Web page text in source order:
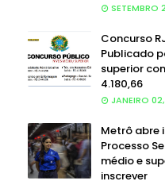
SETEMBRO
Concurso
Publicado
superior
4.180,66
JANEIRO
Metrô abre
Processo
médio e
inscrever